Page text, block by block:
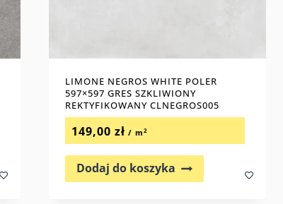
LIMONE NEGROS WHITE POLER
597×597 GRES SZKLIWIONY
REKTYFIKOWANY CLNEGROS005
149,00zł / m2
Dodaj do koszyka